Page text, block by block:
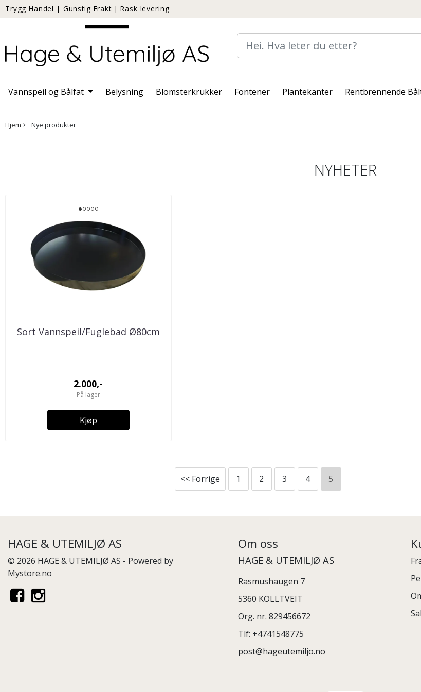
Trygg Handel | Gunstig Frakt|Rask levering
Vannspeil og Bålfat Belysning Blomsterkrukker Fontener Plantekanter Rentbrennende
Hjem Nye produkter
NYHETER
Sort Vannspeil/Fuglebad Ø80cm
2.000,-
På lager
Kjøp
<< Forrige 1 2 3 4 5
HAGE & UTEMILJØ AS
© 2026 HAGE & UTEMILJØ AS - Powered by
Mystore.no
Om oss
HAGE & UTEMILJØ AS
Rasmushaugen 7
5360 KOLLTVEIT
Org. nr. 829456672
Tlf: +4741548775
post@hageutemiljo.no